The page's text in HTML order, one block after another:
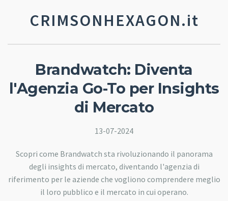
CRIMSONHEXAGON.it
Brandwatch: Diventa
l'Agenzia Go-To per Insights
di Mercato
13-07-2024
Scopri come Brandwatch sta rivoluzionando il panorama
degli insights di mercato, diventando l'agenzia di
riferimento per le aziende che vogliono comprendere meglio
il loro pubblico e il mercato in cui operano.